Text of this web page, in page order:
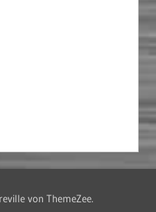
von ThemeZee.